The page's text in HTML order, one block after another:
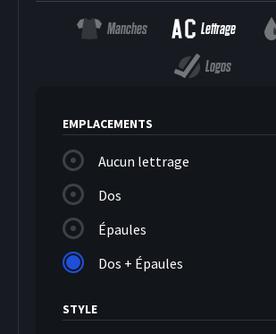
Manches Lettrage
Logos
EMPLACEMENTS
Aucun lettrage
Dos
Épaules
Dos + Épaules
STYLE